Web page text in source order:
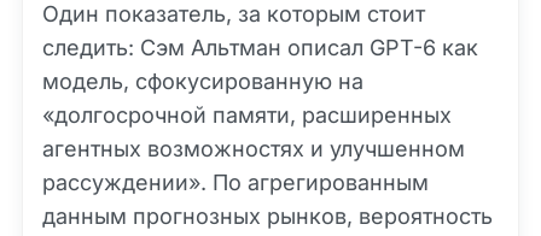
Один показатель, за которым стоит
следить: Сэм Альтман описал GPT-6 как
модель, сфокусированную на
«долгосрочной памяти, расширенных
агентных возможностях и улучшенном
рассуждении». По агрегированным
данным прогнозных рынков, вероятность